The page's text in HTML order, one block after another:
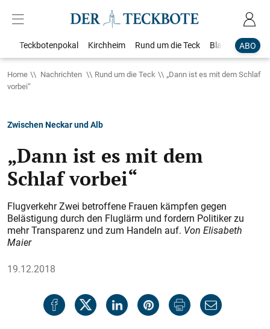
ABO
Teckbotenpokal Kirchheim Rund um die Teck Blaulicht
Home Nachrichten Rund um die Teck
„Dann ist es mit dem Schlaf
vorbei“
Zwischen Neckar und Alb
„Dann ist es mit dem
Schlaf vorbei“
Flugverkehr Zwei betroffene Frauen kämpfen gegen
Belästigung durch den Fluglärm und fordern Politiker zu
mehr Transparenz und zum Handeln auf. Von Elisabeth
Maier
19.12.2018